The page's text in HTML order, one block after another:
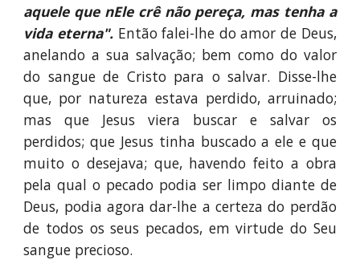
aquele que nEle crê não pereça, mas tenha a
vida eterna". Então falei-lhe do amor de Deus,
anelando a sua salvação; bem como do valor
do sangue de Cristo para o salvar. Disse-lhe
que, por natureza estava perdido, arruinado;
mas que Jesus viera buscar e salvar os
perdidos; que Jesus tinha buscado a ele e que
muito o desejava; que, havendo feito a obra
pela qual o pecado podia ser limpo diante de
Deus, podia agora dar-lhe a certeza do perdão
de todos os seus pecados, em virtude do Seu
sangue precioso.